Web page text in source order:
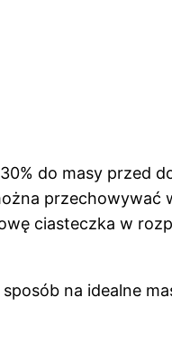
do masy przed
przechowywać
ciasteczka w
na idealne